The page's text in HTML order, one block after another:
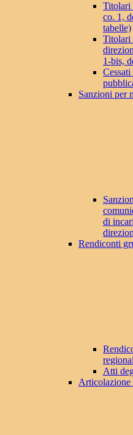
Titolari
co. 1,
tabelle)
Titolari
1-bis,
Sanzioni per
di
Rendiconti
Atti